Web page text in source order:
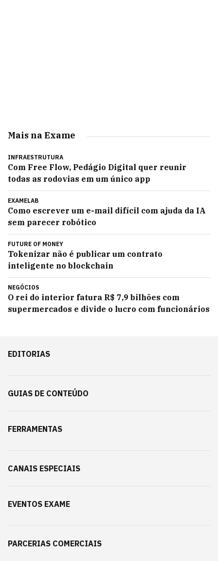
Mais na Exame
INFRAESTRUTURA
Com Free Flow, Pedágio Digital quer reunir
todas as rodovias em um único app
EXAMELAB
Como escrever um e-mail difícil com ajuda da IA
sem parecer robótico
FUTURE OF MONEY
Tokenizar não é publicar um contrato
inteligente no blockchain
NEGÓCIOS
O rei do interior fatura R$ 7,9 bilhões com
supermercados e divide o lucro com funcionários
EDITORIAS
GUIAS DE CONTEÚDO
FERRAMENTAS
CANAIS ESPECIAIS
EVENTOS EXAME
PARCERIAS COMERCIAIS